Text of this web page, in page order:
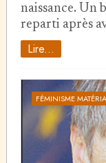
naissance. Un
reparti après
Lire...
FÉMINISME